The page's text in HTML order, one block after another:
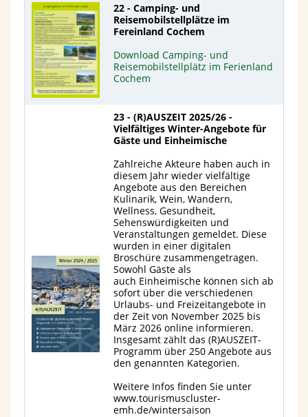
22 - Camping- und
Reisemobilstellplätze im
Fereinland Cochem
Download Camping- und
Reisemobilstellplätz im Ferienland
Cochem
23 - (R)AUSZEIT 2025/26 -
Vielfältiges Winter-Angebote für
Gäste und Einheimische
Zahlreiche Akteure haben auch in
diesem Jahr wieder vielfältige
Angebote aus den Bereichen
Kulinarik, Wein, Wandern,
Wellness, Gesundheit,
Sehenswürdigkeiten und
Veranstaltungen gemeldet. Diese
wurden in einer digitalen
Broschüre zusammengetragen.
Sowohl Gäste als
auch Einheimische können sich ab
sofort über die verschiedenen
Urlaubs- und Freizeitangebote in
der Zeit von November 2025 bis
März 2026 online informieren.
Insgesamt zählt das (R)AUSZEIT-
Programm über 250 Angebote aus
den genannten Kategorien.
Weitere Infos finden Sie unter
www.tourismuscluster-
emh.de/wintersaison